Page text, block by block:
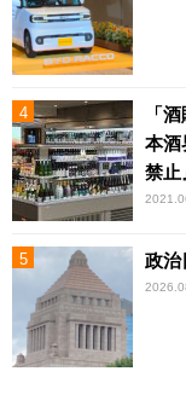
「
本酒
禁止
政治